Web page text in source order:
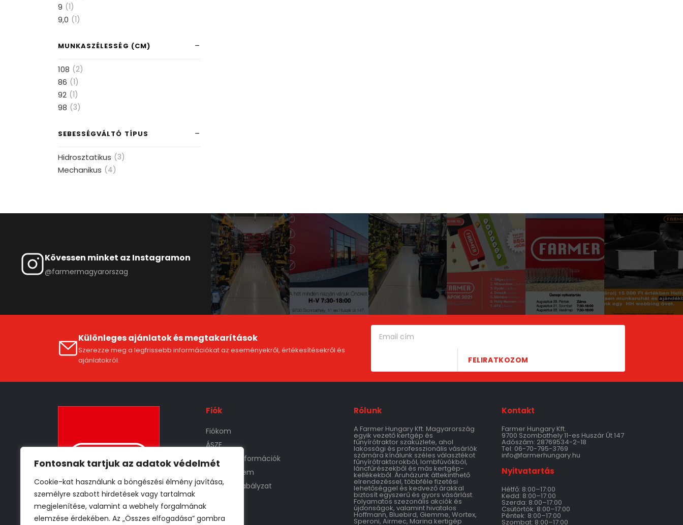
Fontosnak tartjuk az adatok védelmét
Cookie-kat használunk a böngészési élmény javítása,
személyre szabott hirdetések vagy tartalmak
megjelenítése, valamint a webhely forgalmának
elemzése érdekében. Az „Összes elfogadása” gombra
9 (1)
9,0 (1)
MUNKASZÉLESSÉG (CM)
108 (2)
86 (1)
92 (1)
98 (3)
SEBESSÉGVÁLTÓ TÍPUS
Hidrosztatikus (3)
Mechanikus (4)
Kövessen minket az Instagramon
@farmermagyarorszag
Különleges ajánlatok és megtakarítások
Szerezze meg a legfrissebb információkat az eseményekről, értékesítésekről és
ajánlatokról.
FELIRATKOZOM
Fiók
Fiókom
ÁSZF
Szállítási információk
Adatvédelem
Visszáruszabályzat
Rólunk
A Farmer Hungary Kft. Magyarország
egyik vezető kertgép és
fűnyírótraktor szaküzlete, ahol
lakossági és professzionális vásárlók
számára kínálunk széles választékot
fűnyírótraktorokból, lombfúvókból,
láncfűrészekből és más kertgép-
kellékekből. Áruházunk áttekinthető
elrendezéssel, többféle fizetési
lehetőséggel és kedvező árakkal
biztosít egyszerű és gyors vásárlást.
Folyamatos szezonális akciók és
újdonságok, valamint hivatalos
Hoffmann, Bluebird, Giemme, Wortex,
Speroni, Airmec, Marina kertigép
Kontakt
Farmer Hungary Kft.
9700 Szombathely 11-es Huszár Út 147
Adószám: 28769534-2-18
Tel: 06-70-795-3769
info@farmerhungary.hu
Nyitvatartás
Hétfő: 8:00–17:00
Kedd: 8:00–17:00
Szerda: 8:00–17:00
Csütörtök: 8:00–17:00
Péntek: 8:00–17:00
Szombat: 8:00–17:00